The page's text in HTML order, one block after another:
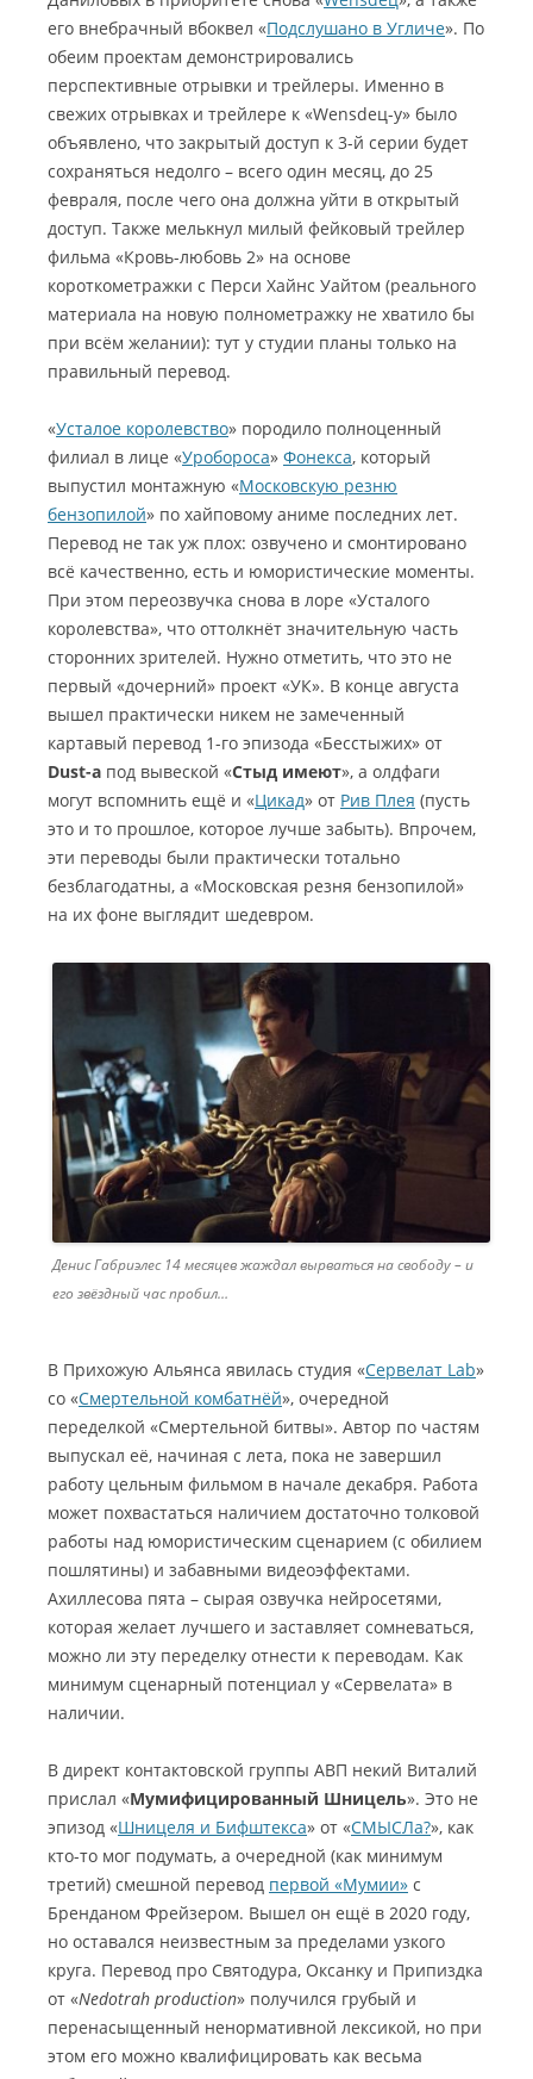
его внебрачный вбоквел «Подслушано в Угличе». По
обеим проектам демонстрировались
перспективные отрывки и трейлеры. Именно в
свежих отрывках и трейлере к «Wensdец-у» было
объявлено, что закрытый доступ к 3-й серии будет
сохраняться недолго – всего один месяц, до 25
февраля, после чего она должна уйти в открытый
доступ. Также мелькнул милый фейковый трейлер
фильма «Кровь-любовь 2» на основе
короткометражки с Перси Хайнс Уайтом (реального
материала на новую полнометражку не хватило бы
при всём желании): тут у студии планы только на
правильный перевод.
«Усталое королевство» породило полноценный
филиал в лице «Уробороса» Фонекса, который
выпустил монтажную «Московскую резню
бензопилой» по хайповому аниме последних лет.
Перевод не так уж плох: озвучено и смонтировано
всё качественно, есть и юмористические моменты.
При этом переозвучка снова в лоре «Усталого
королевства», что оттолкнёт значительную часть
сторонних зрителей. Нужно отметить, что это не
первый «дочерний» проект «УК». В конце августа
вышел практически никем не замеченный
картавый перевод 1-го эпизода «Бесстыжих» от
Dust-а под вывеской «Стыд имеют», а олдфаги
могут вспомнить ещё и «Цикад» от Рив Плея (пусть
это и то прошлое, которое лучше забыть). Впрочем,
эти переводы были практически тотально
безблагодатны, а «Московская резня бензопилой»
на их фоне выглядит шедевром.
Денис Габриэлес 14 месяцев жаждал вырваться на свободу – и
его звёздный час пробил…
В Прихожую Альянса явилась студия «Сервелат Lab»
со «Смертельной комбатнёй», очередной
переделкой «Смертельной битвы». Автор по частям
выпускал её, начиная с лета, пока не завершил
работу цельным фильмом в начале декабря. Работа
может похвастаться наличием достаточно толковой
работы над юмористическим сценарием (с обилием
пошлятины) и забавными видеоэффектами.
Ахиллесова пята – сырая озвучка нейросетями,
которая желает лучшего и заставляет сомневаться,
можно ли эту переделку отнести к переводам. Как
минимум сценарный потенциал у «Сервелата» в
наличии.
В директ контактовской группы АВП некий Виталий
прислал «Мумифицированный Шницель». Это не
эпизод «Шницеля и Бифштекса» от «СМЫСЛа?», как
кто-то мог подумать, а очередной (как минимум
третий) смешной перевод первой «Мумии» с
Бренданом Фрейзером. Вышел он ещё в 2020 году,
но оставался неизвестным за пределами узкого
круга. Перевод про Святодура, Оксанку и Припиздка
от «Nedotrah production» получился грубый и
перенасыщенный ненормативной лексикой, но при
этом его можно квалифицировать как весьма